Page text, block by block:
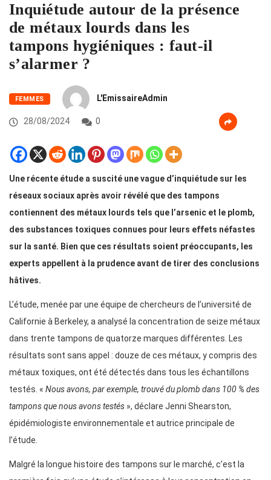
Inquiétude autour de la présence
de métaux lourds dans les
tampons hygiéniques : faut-il
s’alarmer ?
FEMMES L'EmissaireAdmin
28/08/2024 0
Une récente étude a suscité une vague d’inquiétude sur les
réseaux sociaux après avoir révélé que des tampons
contiennent des métaux lourds tels que l’arsenic et le plomb,
des substances toxiques connues pour leurs effets néfastes
sur la santé. Bien que ces résultats soient préoccupants, les
experts appellent à la prudence avant de tirer des conclusions
hâtives.
L’étude, menée par une équipe de chercheurs de l’université de
Californie à Berkeley, a analysé la concentration de seize métaux
dans trente tampons de quatorze marques différentes. Les
résultats sont sans appel : douze de ces métaux, y compris des
métaux toxiques, ont été détectés dans tous les échantillons
testés. « Nous avons, par exemple, trouvé du plomb dans 100 % des
tampons que nous avons testés », déclare Jenni Shearston,
épidémiologiste environnementale et autrice principale de
l’étude.
Malgré la longue histoire des tampons sur le marché, c’est la